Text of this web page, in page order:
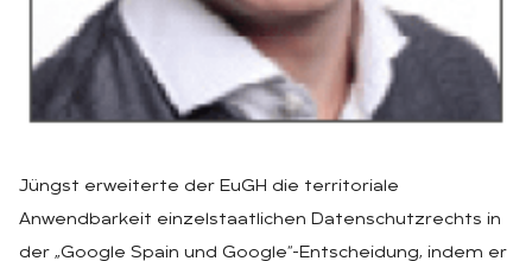
Jüngst erweiterte der EuGH die territoriale
Anwendbarkeit einzelstaatlichen Datenschutzrechts in
der „Google Spain und Google“-Entscheidung, indem er